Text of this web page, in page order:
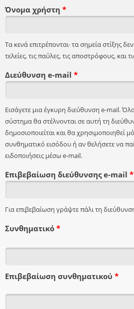
Όνομα χρήστη *
Τα κενά επιτρέπονται· τα σημεία στίξης
τελείες, τις παύλες, τις αποστρόφους, και
Διεύθυνση e-mail *
Εισάγετε μια έγκυρη διεύθυνση e-mail.
σύστημα θα στέλνονται σε αυτή τη
δημοσιοποιείται και θα χρησιμοποιηθεί
συνθηματικό εισόδου ή αν θελήσετε να
ειδοποιήσεις μέσω e-mail.
Επιβεβαίωση διεύθυνσης e-mail *
Για επιβεβαίωση γράψτε πάλι τη
Συνθηματικό *
Επιβεβαίωση συνθηματικού *